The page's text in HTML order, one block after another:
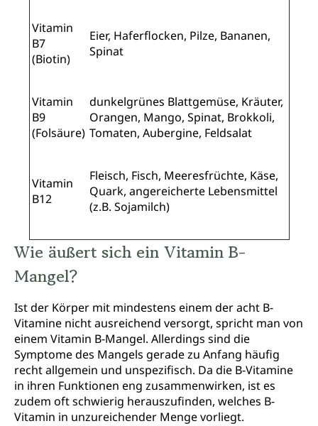
Vitamin
B7
(Biotin)
Eier, Haferflocken, Pilze, Bananen,
Spinat
Vitamin
B9
(Folsäure)
dunkelgrünes Blattgemüse, Kräuter,
Orangen, Mango, Spinat, Brokkoli,
Tomaten, Aubergine, Feldsalat
Vitamin
B12
Fleisch, Fisch, Meeresfrüchte, Käse,
Quark, angereicherte Lebensmittel
(z.B. Sojamilch)
Wie äußert sich ein Vitamin B-
Mangel?
Ist der Körper mit mindestens einem der acht B-
Vitamine nicht ausreichend versorgt, spricht man von
einem Vitamin B-Mangel. Allerdings sind die
Symptome des Mangels gerade zu Anfang häufig
recht allgemein und unspezifisch. Da die B-Vitamine
in ihren Funktionen eng zusammenwirken, ist es
zudem oft schwierig herauszufinden, welches B-
Vitamin in unzureichender Menge vorliegt.